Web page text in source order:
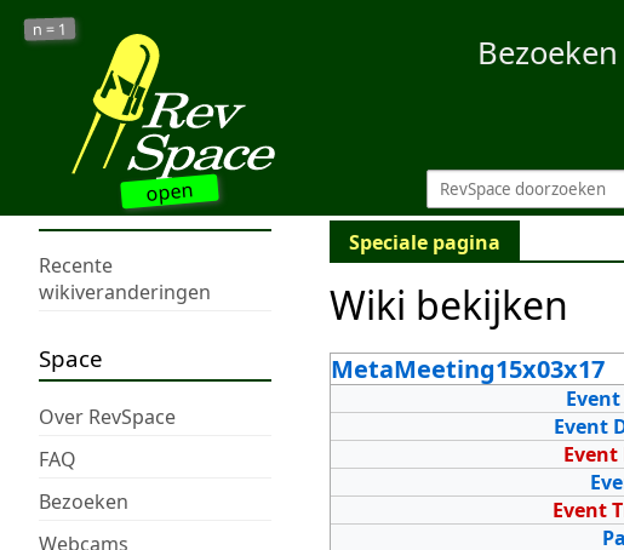
open
n = 1
Bezoeken
Recente
wikiveranderingen
Space
Over RevSpace
FAQ
Bezoeken
Webcams
Speciale pagina
Wiki bekijken
MetaMeeting15x03x17
Event
Event